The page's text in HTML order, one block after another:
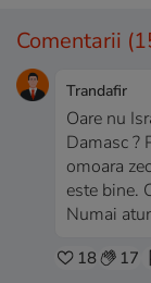
Comentarii
Trandafir
Oare nu
Damasc ?
omoara
este bine.
Numai
18 17